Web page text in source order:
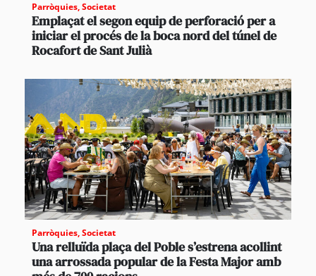
Parròquies,Societat
Emplaçat el segon equip de perforació per a
iniciar el procés de la boca nord del túnel de
Rocafort de Sant Julià
Parròquies,Societat
Una relluïda plaça del Poble s’estrena acollint
una arrossada popular de la Festa Major amb